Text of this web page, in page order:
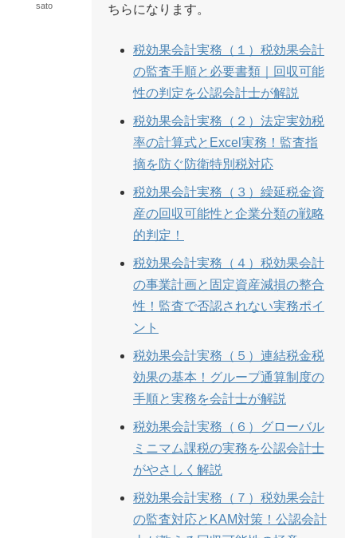
sato
ちらになります。
税効果会計実務（１）税効果会計
の監査手順と必要書類｜回収可能
性の判定を公認会計士が解説
税効果会計実務（２）法定実効税
率の計算式とExcel実務！監査指
摘を防ぐ防衛特別税対応
税効果会計実務（３）繰延税金資
産の回収可能性と企業分類の戦略
的判定！
税効果会計実務（４）税効果会計
の事業計画と固定資産減損の整合
性！監査で否認されない実務ポイ
ント
税効果会計実務（５）連結税金税
効果の基本！グループ通算制度の
手順と実務を会計士が解説
税効果会計実務（６）グローバル
ミニマム課税の実務を公認会計士
がやさしく解説
税効果会計実務（７）税効果会計
の監査対応とKAM対策！公認会計